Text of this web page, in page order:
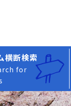
横断検索
for